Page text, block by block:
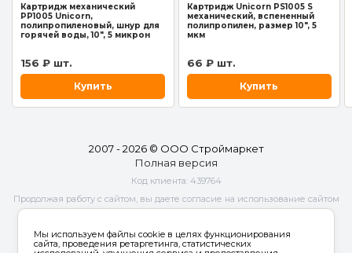
Картридж механический
PP1005 Unicorn,
полипропиленовый, шнур для
горячей воды, 10", 5 микрон
156 ₽ шт.
Купить
Картридж Unicorn PS1005 S
механический, вспененный
полипропилен, размер 10", 5
мкм
66 ₽ шт.
Купить
2007 - 2026 © ООО Строймаркет
Полная версия
Код клиента: 439764
Продолжая работу с сайтом, вы даете согласие на использование сайтом
cookies иобработку персональных данныхв целях функционирования
улучшения сервиса и предоставления релевантной рекламной
Мы используем файлы cookie в целях функционирования
сайта, проведения ретаргетинга, статистических